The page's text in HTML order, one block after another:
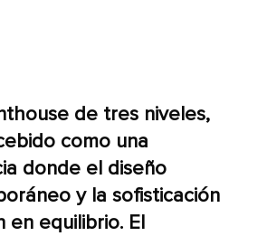
de tres niveles,
como una
donde el diseño
y la sofisticación
en equilibrio. El